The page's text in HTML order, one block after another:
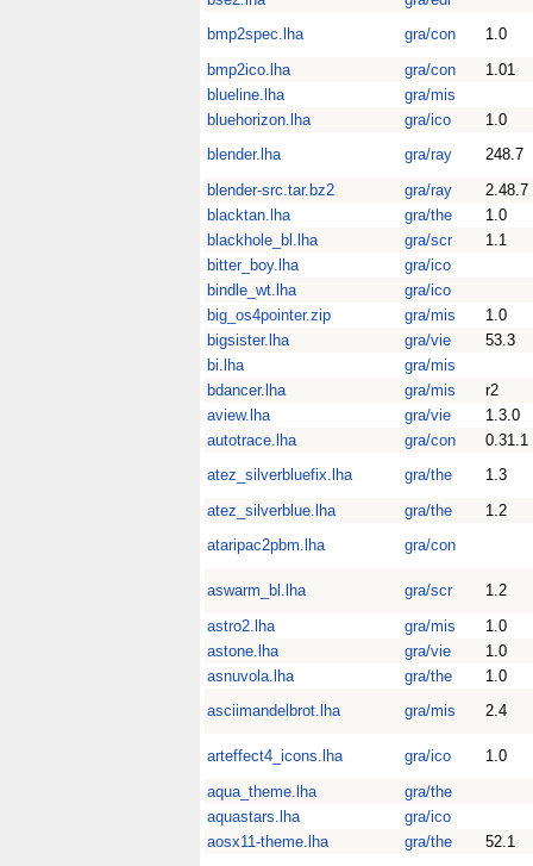
bmp2spec.lha
gra/con
1.0
bmp2ico.lha
gra/con
1.01
blueline.lha
gra/mis
bluehorizon.lha
gra/ico
1.0
blender.lha
gra/ray
248.7
blender-src.tar.bz2
gra/ray
2.48.7
blacktan.lha
gra/the
1.0
blackhole_bl.lha
gra/scr
1.1
bitter_boy.lha
gra/ico
bindle_wt.lha
gra/ico
big_os4pointer.zip
gra/mis
1.0
bigsister.lha
gra/vie
53.3
bi.lha
gra/mis
bdancer.lha
gra/mis
r2
aview.lha
gra/vie
1.3.0
autotrace.lha
gra/con
0.31.1
atez_silverbluefix.lha
gra/the
1.3
atez_silverblue.lha
gra/the
1.2
ataripac2pbm.lha
gra/con
aswarm_bl.lha gra/scr
1.2
astro2.lha
gra/mis
1.0
astone.lha
gra/vie
1.0
asnuvola.lha
gra/the
1.0
asciimandelbrot.lha
gra/mis 2.4
arteffect4_icons.lha gra/ico
1.0
aqua_theme.lha
gra/the
aquastars.lha
gra/ico
aosx11-theme.lha
gra/the
52.1